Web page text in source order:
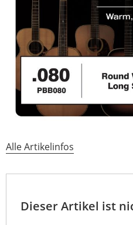
Alle Artikelinfos
Dieser Artikel ist